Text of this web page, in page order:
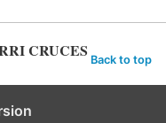
CRUCES Back to top